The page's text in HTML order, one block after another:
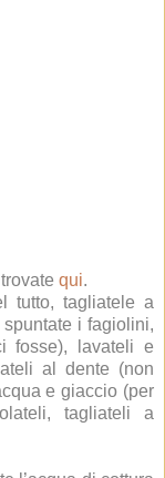
qui.
tutto, tagliatele a
i fagiolini,
fosse), lavateli e
al dente (non
e giaccio (per
tagliateli a